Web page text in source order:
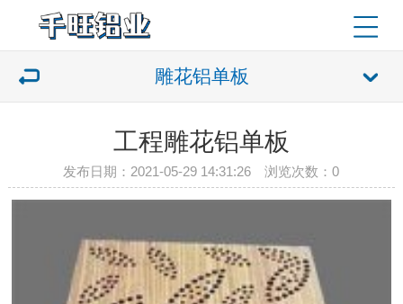
雕花铝单板
工程雕花铝单板
发布日期：2021-05-29 14:31:26 浏览次数：0